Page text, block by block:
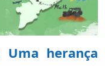
herança